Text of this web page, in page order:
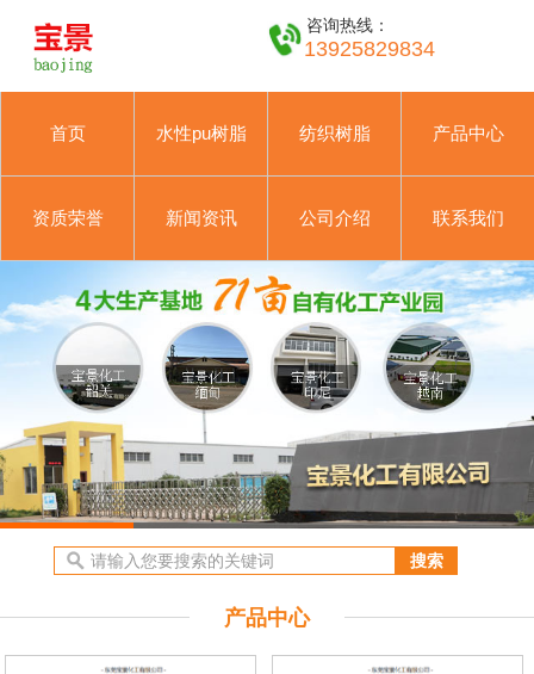
咨询热线：
13925829834
首页 水性pu树脂 纺织树脂 产品中心
资质荣誉 新闻资讯 公司介绍 联系我们
产品中心